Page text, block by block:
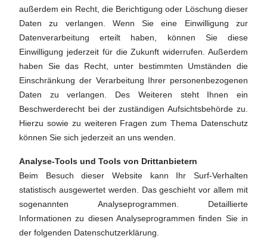
außerdem ein Recht, die Berichtigung oder Löschung dieser
Daten zu verlangen. Wenn Sie eine Einwilligung zur
Datenverarbeitung erteilt haben, können Sie diese
Einwilligung jederzeit für die Zukunft widerrufen. Außerdem
haben Sie das Recht, unter bestimmten Umständen die
Einschränkung der Verarbeitung Ihrer personenbezogenen
Daten zu verlangen. Des Weiteren steht Ihnen ein
Beschwerderecht bei der zuständigen Aufsichtsbehörde zu.
Hierzu sowie zu weiteren Fragen zum Thema Datenschutz
können Sie sich jederzeit an uns wenden.
Analyse-Tools und Tools von Drittanbietern
Beim Besuch dieser Website kann Ihr Surf-Verhalten
statistisch ausgewertet werden. Das geschieht vor allem mit
sogenannten Analyseprogrammen. Detaillierte
Informationen zu diesen Analyseprogrammen finden Sie in
der folgenden Datenschutzerklärung.